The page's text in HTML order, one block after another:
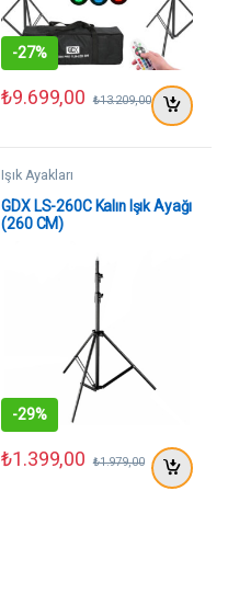
-27%
₺9.699,00 ₺13.209,00
Işık Ayakları
GDX LS-260C Kalın Işık Ayağı
(260 CM)
-29%
₺1.399,00 ₺1.979,00